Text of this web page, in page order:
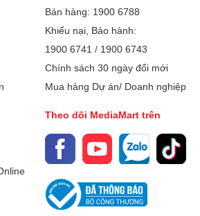
Bán hàng: 1900 6788
Khiếu nại, Bảo hành:
1900 6741 / 1900 6743
Chính sách 30 ngày đổi mới
Mua hàng Dự án/ Doanh nghiệp
Theo dõi MediaMart trên